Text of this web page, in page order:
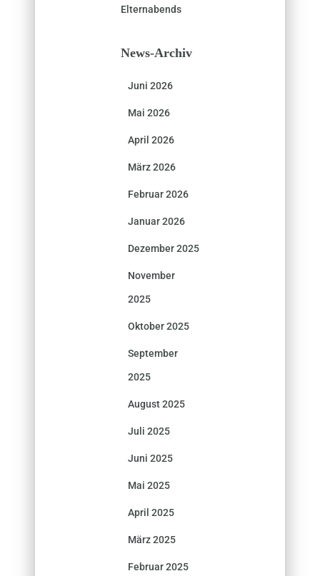
Elternabends
News-Archiv
Juni 2026
Mai 2026
April 2026
März 2026
Februar 2026
Januar 2026
Dezember 2025
November
2025
Oktober 2025
September
2025
August 2025
Juli 2025
Juni 2025
Mai 2025
April 2025
März 2025
Februar 2025